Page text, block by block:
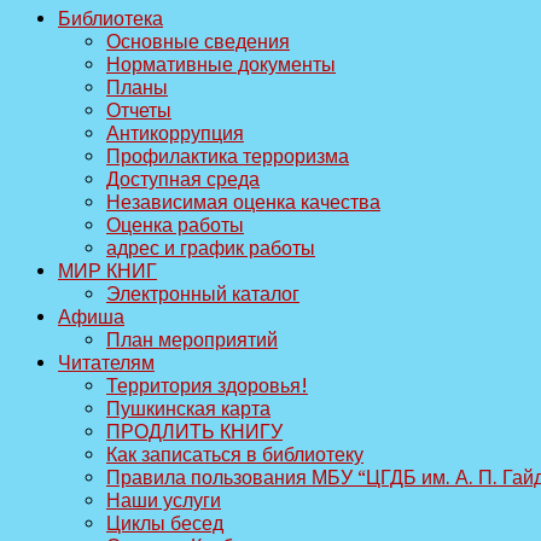
Библиотека
Основные сведения
Нормативные документы
Планы
Отчеты
Антикоррупция
Профилактика терроризма
Доступная среда
Независимая оценка качества
Оценка работы
адрес и график работы
МИР КНИГ
Электронный каталог
Афиша
План мероприятий
Читателям
Территория здоровья!
Пушкинская карта
ПРОДЛИТЬ КНИГУ
Как записаться в библиотеку
Правила пользования МБУ “ЦГДБ им. А. П.
Наши услуги
Циклы бесед